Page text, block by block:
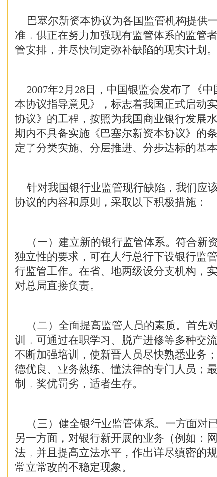
巴塞尔新资本协议为各国监管机构提供
准，供正在努力加强现有监管体系的监管
管安排，并尽快制定弥补缺陷的现实计划。
2007年2月28日，中国银监会发布了《中
本协议指导意见》，标志着我国正式启动
协议》的工程，按照为我国商业银行发展
期内不具备实施《巴塞尔新资本协议》的
定了分类实施、分层推进、分步达标的基
针对我国银行业监管现行缺陷，我们应
协议的内容和原则，采取以下积极措施：
（一）建立新的银行监管体系。符合新
独立性的要求，可在人行总行下设银行监
行监管工作。在省、地两级设分支机构，
对总局直接负责。
（二）全面提高监管人员的素质。首先
训，可通过在职学习、脱产进修等多种交
不断加强培训，使新晋人员尽快熟悉业务
德优良、业务熟练、懂法律的专门人员；
制，奖优罚劣，适者生存。
（三）健全银行业监管体系。一方面对
另一方面，对银行新开展的业务（例如：
法，并且提高立法水平，作出详尽缜密的
常立常改的不稳定现象。